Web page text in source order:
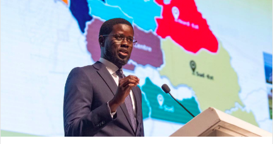
s
T
t
t
e
e
r
u
n
c
o
u
r
r
i